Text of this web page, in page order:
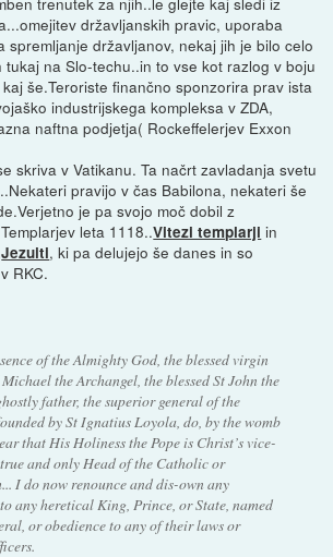
državljanskih pravic, uporaba
spremljanje državljanov, nekaj jih je bilo celo
tukaj na Slo-techu..in to vse kot razlog v boju
še.Teroriste finančno sponzorira prav ista
industrijskega kompleksa v ZDA,
naftna podjetja( Rockeffelerjev Exxon
skriva v Vatikanu. Ta načrt zavladanja svetu
pravijo v čas Babilona, nekateri še
je pa svojo moč dobil z
leta 1118..Vitezi templarji in
Jezuiti, ki pa delujejo še danes in so
RKC.
of the Almighty God, the blessed virgin
the Archangel, the blessed St John the
father, the superior general of the
by St Ignatius Loyola, do, by the womb
that His Holiness the Pope is Christ’s vice-
and only Head of the Catholic or
I do now renounce and dis-own any
any heretical King, Prince, or State, named
or obedience to any of their laws or